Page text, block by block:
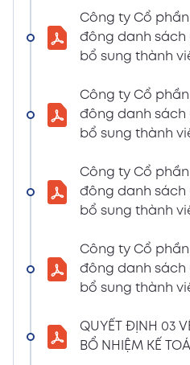
LIỆU HỌP ĐHĐCĐ
(Tờ trình miễn
6:07 PM
THÔNG BÁO MỜI
LIỆU HỌP ĐHĐCĐ
ứng cử TV – BKS)
02/04/2024
6:07 PM
LIỆU HỌP ĐHĐCĐ
(The Biểu quyết)
02/04/2024
THÔNG BÁO MỜI
LIỆU HỌP ĐHĐCĐ
Công ty Cổ
đông danh sách
bổ sung thành
Huyền)
Công ty Cổ
đông danh sách
bổ sung thành
Huyền)
Công ty Cổ
đông danh sách
bổ sung thành
Huyền)
Công ty Cổ
đông danh sách
bổ sung thành
Huyền)
QUYẾT ĐỊNH 03
BỔ NHIỆM KẾ